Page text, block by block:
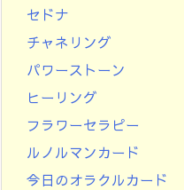
セドナ
チャネリング
パワーストーン
ヒーリング
フラワーセラピー
ルノルマンカード
今日のオラクルカード